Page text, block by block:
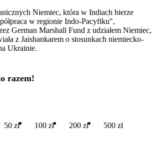
Niemiec, która w Indiach bierze
w regionie Indo-Pacyfiku",
German Marshall Fund z udziałem Niemiec,
z Jaishankarem o stosunkach niemiecko-
Ukrainie.
razem!
50 zł 100 zł 200 zł 500 zł